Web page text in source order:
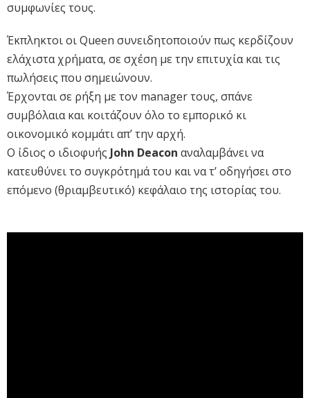
συμφωνίες τους.
Έκπληκτοι οι Queen συνειδητοποιούν πως κερδίζουν
ελάχιστα χρήματα, σε σχέση με την επιτυχία και τις
πωλήσεις που σημειώνουν.
Έρχονται σε ρήξη με τον manager τους, σπάνε
συμβόλαια και κοιτάζουν όλο το εμπορικό κι
οικονομικό κομμάτι απ’ την αρχή.
O ίδιος ο ιδιοφυής John Deacon αναλαμβάνει να
κατευθύνει το συγκρότημά του και να τ’ οδηγήσει στο
επόμενο (θριαμβευτικό) κεφάλαιο της ιστορίας του.